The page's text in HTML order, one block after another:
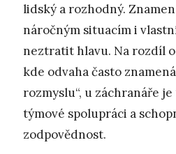
lidský a rozhodný.
náročným situacím i
neztratit hlavu. Na rozdíl
kde odvaha často
rozmyslu“, u záchranáře
týmové spolupráci a
zodpovědnost.